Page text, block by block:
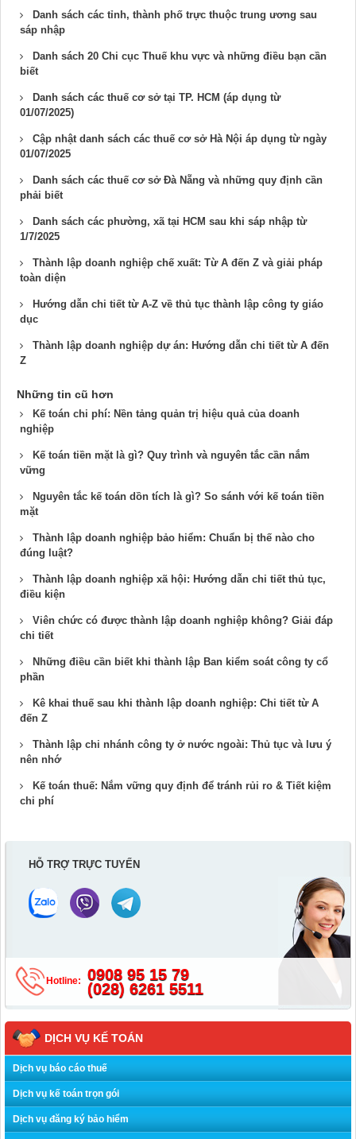
Danh sách các tỉnh, thành phố trực thuộc trung ương sau
sáp nhập
Danh sách 20 Chi cục Thuế khu vực và những điều bạn cần
biết
Danh sách các thuế cơ sở tại TP. HCM (áp dụng từ
01/07/2025)
Cập nhật danh sách các thuế cơ sở Hà Nội áp dụng từ ngày
01/07/2025
Danh sách các thuế cơ sở Đà Nẵng và những quy định cần
phải biết
Danh sách các phường, xã tại HCM sau khi sáp nhập từ
1/7/2025
Thành lập doanh nghiệp chế xuất: Từ A đến Z và giải pháp
toàn diện
Hướng dẫn chi tiết từ A-Z về thủ tục thành lập công ty giáo
dục
Thành lập doanh nghiệp dự án: Hướng dẫn chi tiết từ A đến
Z
Những tin cũ hơn
Kế toán chi phí: Nền tảng quản trị hiệu quả của doanh
nghiệp
Kế toán tiền mặt là gì? Quy trình và nguyên tắc cần nắm
vững
Nguyên tắc kế toán dồn tích là gì? So sánh với kế toán tiền
mặt
Thành lập doanh nghiệp bảo hiểm: Chuẩn bị thế nào cho
đúng luật?
Thành lập doanh nghiệp xã hội: Hướng dẫn chi tiết thủ tục,
điều kiện
Viên chức có được thành lập doanh nghiệp không? Giải đáp
chi tiết
Những điều cần biết khi thành lập Ban kiểm soát công ty cổ
phần
Kê khai thuế sau khi thành lập doanh nghiệp: Chi tiết từ A
đến Z
Thành lập chi nhánh công ty ở nước ngoài: Thủ tục và lưu ý
nên nhớ
Kế toán thuế: Nắm vững quy định để tránh rủi ro & Tiết kiệm
chi phí
HỖ TRỢ TRỰC TUYẾN
Hotline:
0908 95 15 79
(028) 6261 5511
DỊCH VỤ KẾ TOÁN
Dịch vụ báo cáo thuế
Dịch vụ kế toán trọn gói
Dịch vụ đăng ký bảo hiểm